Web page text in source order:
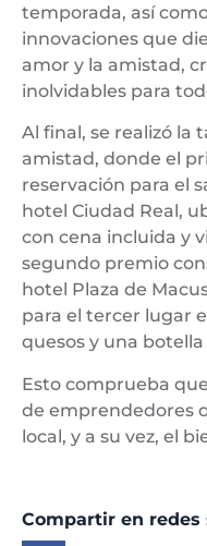
temporada, así
innovaciones que
amor y la amistad,
inolvidables para
Al final, se realizó la
amistad, donde el
reservación para el
hotel Ciudad Real,
con cena incluida y
segundo premio
hotel Plaza de
para el tercer lugar
quesos y una botella
Esto comprueba
de emprendedores
local, y a su vez, el
Compartir en redes